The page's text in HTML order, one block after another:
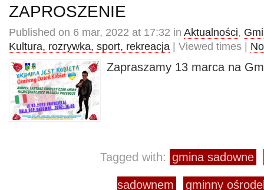
ZAPROSZENIE
Published on 6 mar, 2022 at 17:32 in Aktualności,
Kultura, rozrywka, sport, rekreacja | Viewed times |
Zapraszamy 13 marca na
Tagged with: gmina sadowne
sadownem gminny